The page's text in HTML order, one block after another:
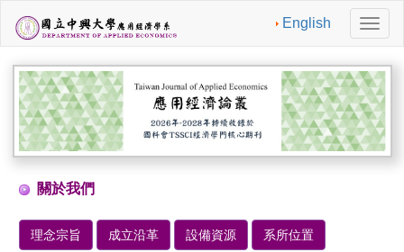
English
切
換
導
航
關於我們
理念宗旨 成立沿革 設備資源 系所位置